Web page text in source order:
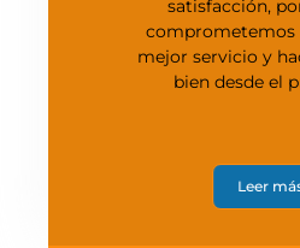
satisfacción,
comprometemos
mejor servicio y
bien desde el
Leer